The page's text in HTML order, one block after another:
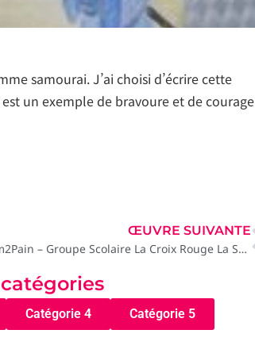
samourai. J’ai choisi d’écrire cette
un exemple de bravoure et de courage
ŒUVRE SUIVANTE
Pom2Pain – Groupe Scolaire La Croix Rouge La Salle, Brest
Catégorie 4 Catégorie 5